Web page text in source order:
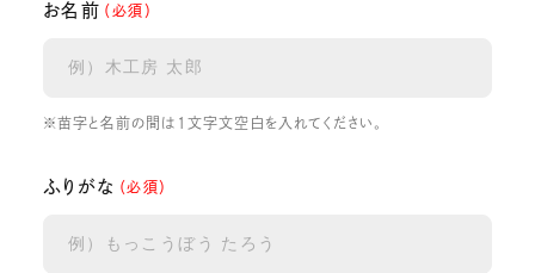
お名前 （必須）
※苗字と名前の間は1文字文空白を入れてください。
ふりがな （必須）